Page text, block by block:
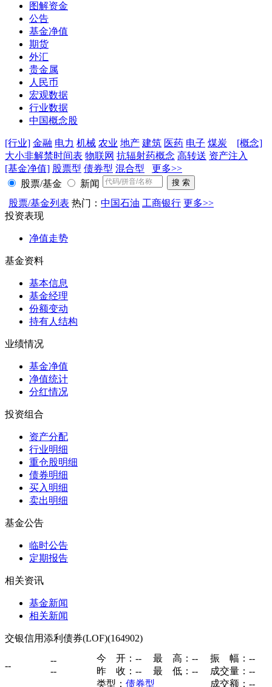
图解资金
公告
基金净值
期货
外汇
贵金属
人民币
宏观数据
行业数据
中国概念股
[行业] 金融 电力 机械 农业 地产 建筑 医药 电子 煤炭
[概念]
大小非解禁时间表 物联网 抗辐射药概念 高转送 资产注入
[基金净值] 股票型 债券型 混合型
更多>>
股票/基金
新闻
股票/基金列表 热门： 中国石油 工商银行 更多>>
投资表现
净值走势
基金资料
基本信息
基金经理
份额变动
持有人结构
业绩情况
基金净值
净值统计
分红情况
投资组合
资产分配
行业明细
重仓股明细
债券明细
买入明细
卖出明细
基金公告
临时公告
定期报告
相关资讯
基金新闻
相关新闻
交银信用添利债券(LOF)(164902)
--
--
--
今 开： -- 最 高： -- 振 幅： --
昨 收： -- 最 低： -- 成交量： --
类型： 债券型 成交额： --